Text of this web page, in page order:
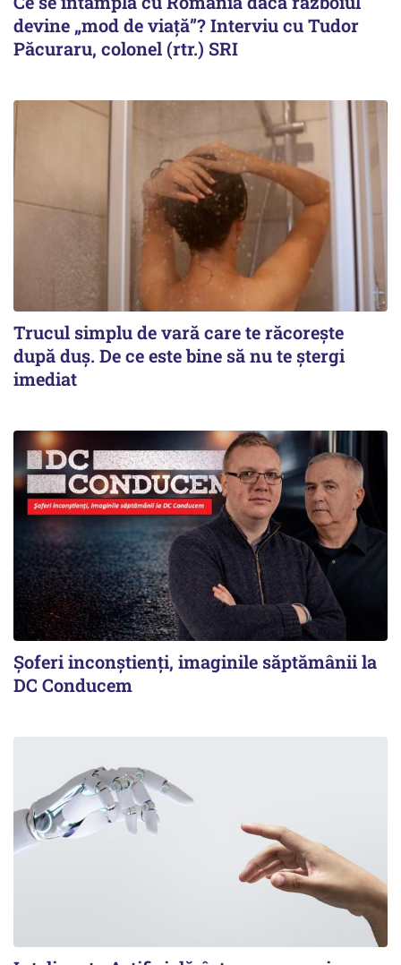
devine „mod de viață”? Interviu cu Tudor
Păcuraru, colonel (rtr.) SRI
Trucul simplu de vară care te răcorește
după duș. De ce este bine să nu te ștergi
imediat
Şoferi inconştienţi, imaginile săptămânii la
DC Conducem